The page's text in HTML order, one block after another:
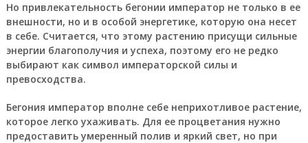
Но привлекательность бегонии император не только в ее
внешности, но и в особой энергетике, которую она несет
в себе. Считается, что этому растению присущи сильные
энергии благополучия и успеха, поэтому его не редко
выбирают как символ императорской силы и
превосходства.
Бегония император вполне себе неприхотливое растение,
которое легко ухаживать. Для ее процветания нужно
предоставить умеренный полив и яркий свет, но при